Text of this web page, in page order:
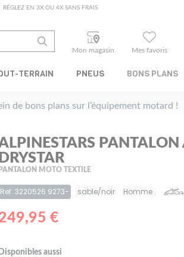
RÉGLEZ EN 3X OU 4X SANS FRAIS
Mon magasin
Mes favoris
TERRAIN PNEUS BONS PLANS
de bons plans sur l’équipement motard !
PANTALON
DRYSTAR
PANTALON MOTO TEXTILE
Ref: 3220526 9273- sable/noir Homme
€
Disponibles aussi